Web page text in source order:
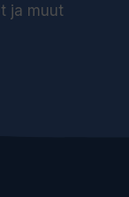
ja muut